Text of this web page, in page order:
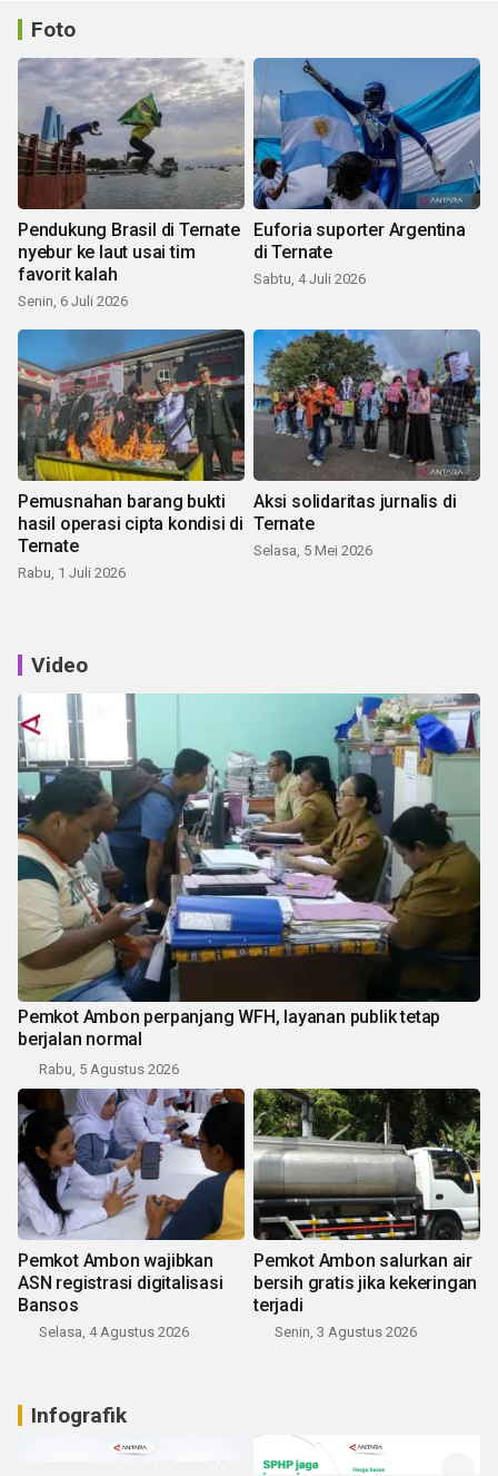
Foto
Pendukung Brasil di Ternate
nyebur ke laut usai tim
favorit kalah
Senin, 6 Juli 2026
Euforia suporter Argentina
di Ternate
Sabtu, 4 Juli 2026
Pemusnahan barang bukti
hasil operasi cipta kondisi di
Ternate
Rabu, 1 Juli 2026
Aksi solidaritas jurnalis di
Ternate
Selasa, 5 Mei 2026
Video
Pemkot Ambon perpanjang WFH, layanan publik tetap
berjalan normal
Rabu, 5 Agustus 2026
Pemkot Ambon wajibkan
ASN registrasi digitalisasi
Bansos
Selasa, 4 Agustus 2026
Pemkot Ambon salurkan air
bersih gratis jika kekeringan
terjadi
Senin, 3 Agustus 2026
Infografik